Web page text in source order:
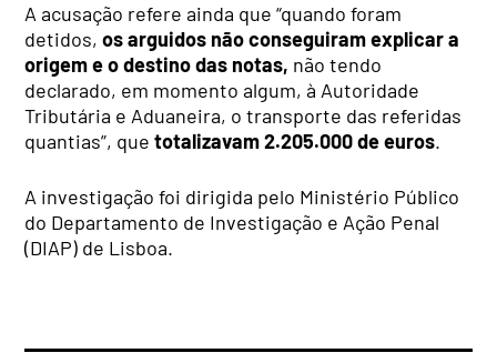
A acusação refere ainda que “quando foram
detidos,os arguidos não conseguiram explicar a
origem e o destino das notas, não tendo
declarado, em momento algum, à Autoridade
Tributária e Aduaneira, o transporte das referidas
quantias”, quetotalizavam 2.205.000 de euros.
A investigação foi dirigida pelo Ministério Público
do Departamento de Investigação e Ação Penal
(DIAP) de Lisboa.